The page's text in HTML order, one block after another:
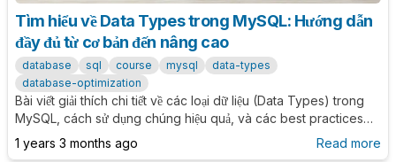
Tìm hiểu về Data Types trong MySQL: Hướng dẫn
đầy đủ từ cơ bản đến nâng cao
database sql course mysql
data-types
database-optimization
Bài viết giải thích chi tiết về các loại dữ liệu (Data Types) trong
MySQL, cách sử dụng chúng hiệu quả, và các best practices
giúp tối ưu hiệu suất cơ sở dữ liệu của bạn.
1 years 3 months ago Read more